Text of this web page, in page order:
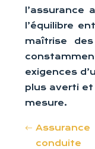
l’équilibre
maîtrise
exigences
plus averti
mesure.
Assurance
conduite